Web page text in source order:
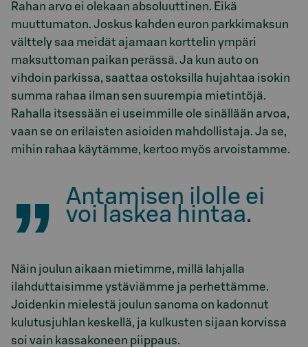
Rahan arvo ei olekaan absoluuttinen. Eikä
muuttumaton. Joskus kahden euron parkkimaksun
välttely saa meidät ajamaan korttelin ympäri
maksuttoman paikan perässä. Ja kun auto on
vihdoin parkissa, saattaa ostoksilla hujahtaa isokin
summa rahaa ilman sen suurempia mietintöjä.
Rahalla itsessään ei useimmille ole sinällään arvoa,
vaan se on erilaisten asioiden mahdollistaja. Ja se,
mihin rahaa käytämme, kertoo myös arvoistamme.
Antamisen ilolle ei
voi laskea hintaa.
Näin joulun aikaan mietimme, millä lahjalla
ilahduttaisimme ystäviämme ja perhettämme.
Joidenkin mielestä joulun sanoma on kadonnut
kulutusjuhlan keskellä, ja kulkusten sijaan korvissa
soi vain kassakoneen piippaus.